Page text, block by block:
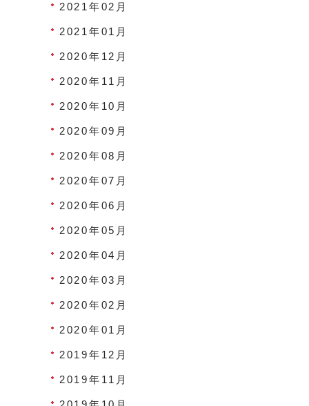
2021年02月
2021年01月
2020年12月
2020年11月
2020年10月
2020年09月
2020年08月
2020年07月
2020年06月
2020年05月
2020年04月
2020年03月
2020年02月
2020年01月
2019年12月
2019年11月